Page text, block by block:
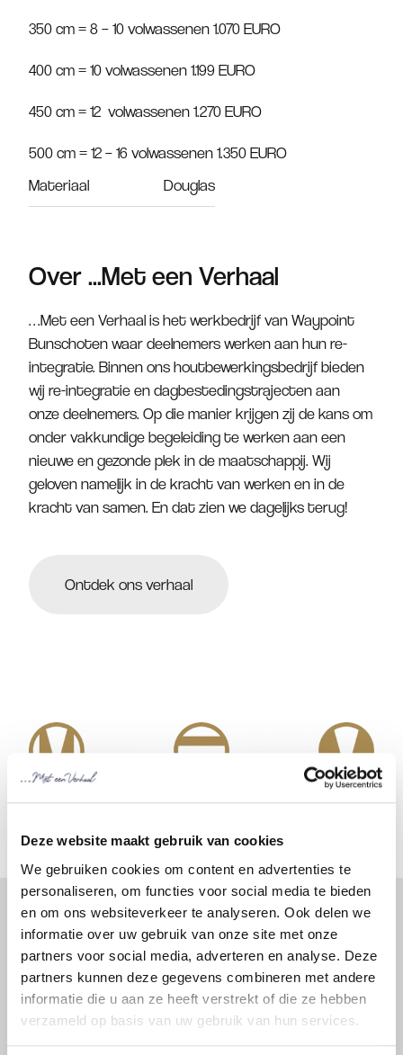
Deze website maakt gebruik van cookies
We gebruiken cookies om content en advertenties te
personaliseren, om functies voor social media te bieden
en om ons websiteverkeer te analyseren. Ook delen we
informatie over uw gebruik van onze site met onze
partners voor social media, adverteren en analyse. Deze
partners kunnen deze gegevens combineren met andere
informatie die u aan ze heeft verstrekt of die ze hebben
verzameld op basis van uw gebruik van hun services.
350 cm = 8 – 10 volwassenen 1.070 EURO
400 cm = 10 volwassenen 1.199 EURO
450 cm = 12 volwassenen 1.270 EURO
500 cm = 12 – 16 volwassenen 1.350 EURO
Materiaal
Douglas
Over ...Met een Verhaal
…Met een Verhaal is het werkbedrijf van Waypoint
Bunschoten waar deelnemers werken aan hun re-
integratie. Binnen ons houtbewerkingsbedrijf bieden
wij re-integratie en dagbestedingstrajecten aan
onze deelnemers. Op die manier krijgen zij de kans om
onder vakkundige begeleiding te werken aan een
nieuwe en gezonde plek in de maatschappij. Wij
geloven namelijk in de kracht van werken en in de
kracht van samen. En dat zien we dagelijks terug!
Ontdek ons verhaal
Product zelf samenstellen
Wilt u een andere variant op dit product? Vul dan
onderstaand formulier in. Wij zijn benieuwd naar uw